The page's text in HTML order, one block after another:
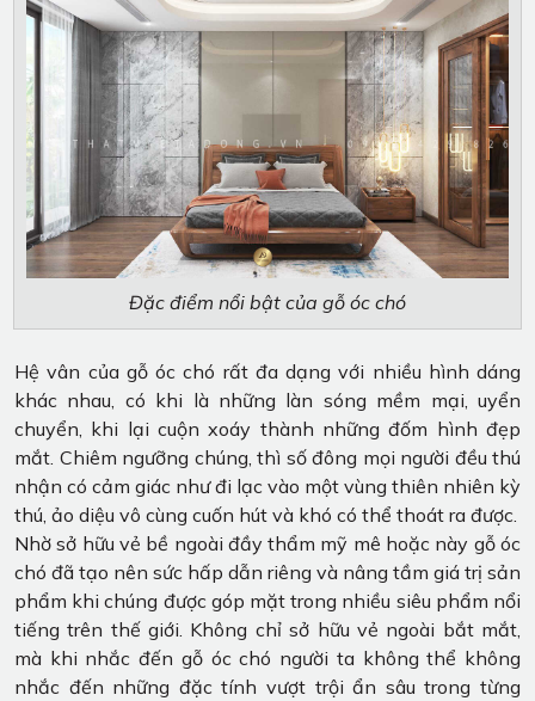
Đặc điểm nổi bật của gỗ óc chó
Hệ vân của gỗ óc chó rất đa dạng với nhiều hình dáng
khác nhau, có khi là những làn sóng mềm mại, uyển
chuyển, khi lại cuộn xoáy thành những đốm hình đẹp
mắt. Chiêm ngưỡng chúng, thì số đông mọi người đều thú
nhận có cảm giác như đi lạc vào một vùng thiên nhiên kỳ
thú, ảo diệu vô cùng cuốn hút và khó có thể thoát ra được.
Nhờ sở hữu vẻ bề ngoài đầy thẩm mỹ mê hoặc này gỗ óc
chó đã tạo nên sức hấp dẫn riêng và nâng tầm giá trị sản
phẩm khi chúng được góp mặt trong nhiều siêu phẩm nổi
tiếng trên thế giới. Không chỉ sở hữu vẻ ngoài bắt mắt,
mà khi nhắc đến gỗ óc chó người ta không thể không
nhắc đến những đặc tính vượt trội ẩn sâu trong từng